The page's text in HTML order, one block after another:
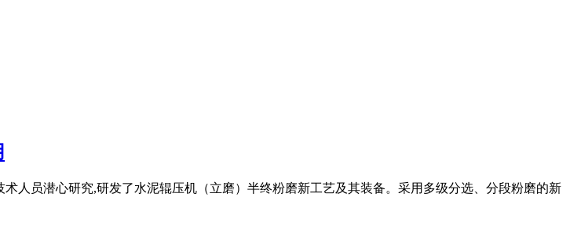
人员潜心研究,研发了水泥辊压机（立磨）半终粉磨新工艺及其装备。采用多级分选、分段粉磨的新